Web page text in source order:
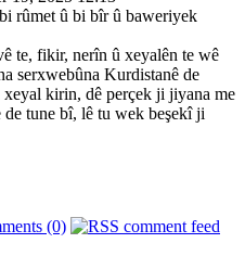
te, fikir, nerîn û xeyalên te wê
serxwebûna Kurdistanê de
kirin, dê perçek ji jiyana me
tune bî, lê tu wek beşekî ji
(0)